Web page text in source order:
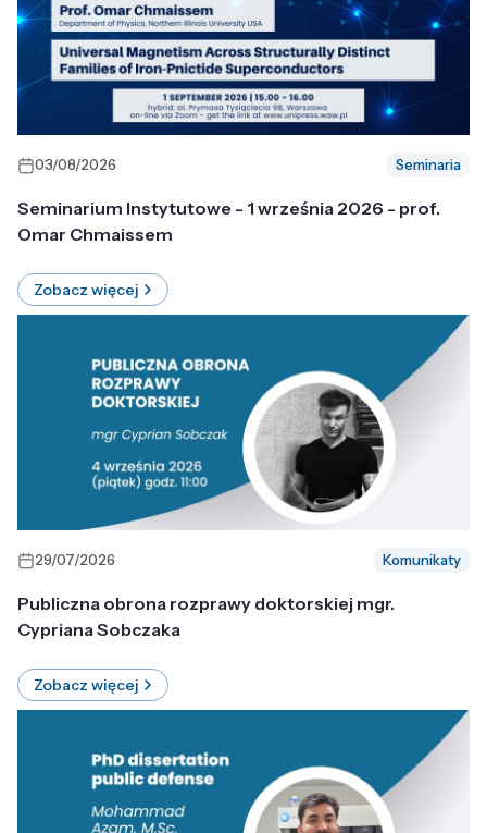
03/08/2026 Seminaria
Seminarium Instytutowe - 1 września 2026 - prof.
Omar Chmaissem
Zobacz więcej
29/07/2026 Komunikaty
Publiczna obrona rozprawy doktorskiej mgr.
Cypriana Sobczaka
Zobacz więcej